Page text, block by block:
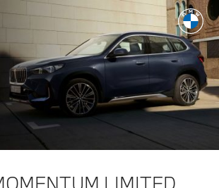
LIMITED